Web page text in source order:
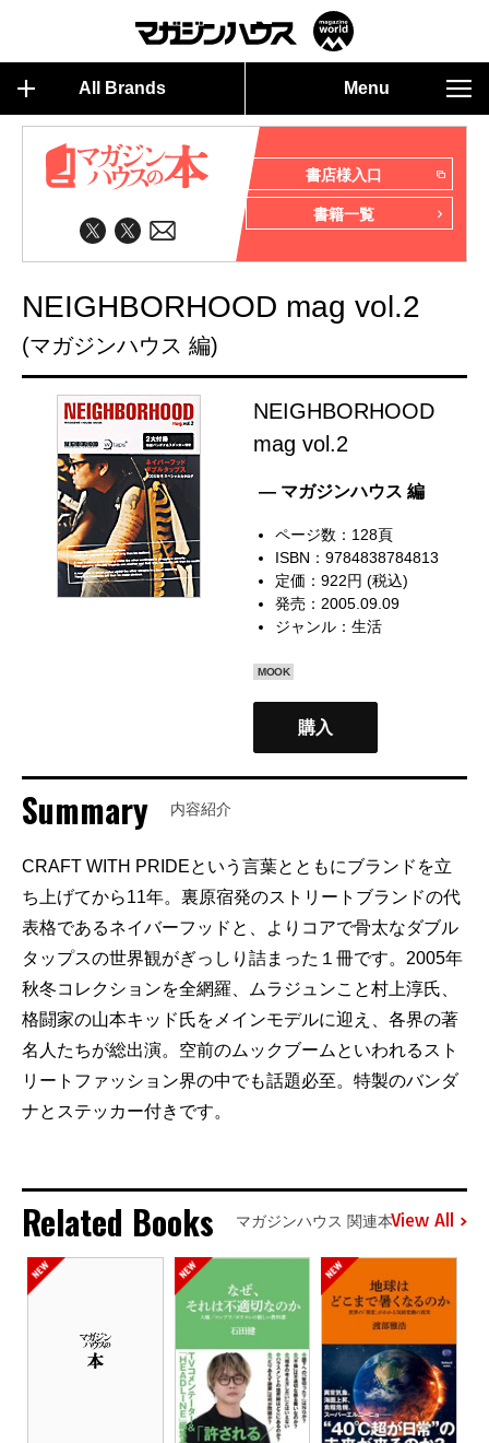
All Brands Menu
書店様入口
書籍一覧
NEIGHBORHOOD mag vol.2
(マガジンハウス 編)
NEIGHBORHOOD
mag vol.2
— マガジンハウス 編
ページ数：128頁
ISBN：9784838784813
定価：922円 (税込)
発売：2005.09.09
ジャンル：生活
MOOK
購入
Summary 内容紹介
CRAFT WITH PRIDEという言葉とともにブランドを立
ち上げてから11年。裏原宿発のストリートブランドの代
表格であるネイバーフッドと、よりコアで骨太なダブル
タップスの世界観がぎっしり詰まった１冊です。2005年
秋冬コレクションを全網羅、ムラジュンこと村上淳氏、
格闘家の山本キッド氏をメインモデルに迎え、各界の著
名人たちが総出演。空前のムックブームといわれるスト
リートファッション界の中でも話題必至。特製のバンダ
ナとステッカー付きです。
Related Books マガジンハウス 関連本View All